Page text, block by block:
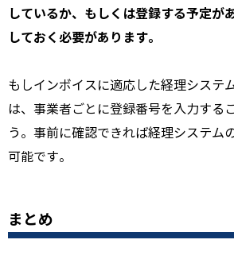
しているか、もしくは登録する予定が
しておく必要があります。
もしインボイスに適応した経理システ
は、事業者ごとに登録番号を入力する
う。事前に確認できれば経理システム
可能です。
まとめ